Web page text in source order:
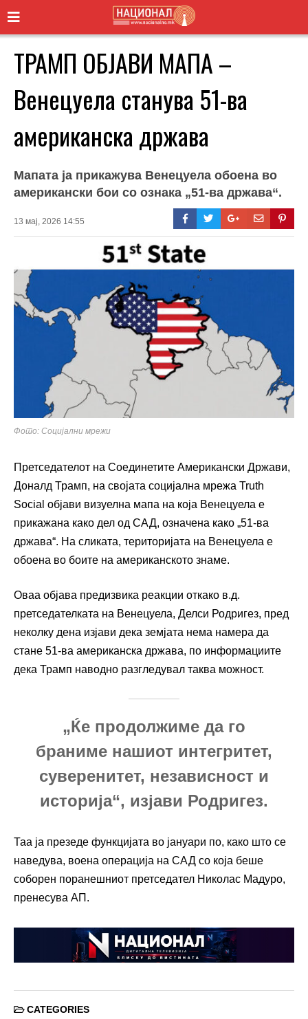
ТРАМП ОБЈАВИ МАПА –
Венецуела станува 51-ва
американска држава
Мапата ја прикажува Венецуела обоена во
американски бои со ознака „51-ва држава“.
13 мај, 2026 14:55
Фото: Социјални мрежи
Претседателот на Соединетите Американски Држави,
Доналд Трамп, на својата социјална мрежа Truth
Social објави визуелна мапа на која Венецуела е
прикажана како дел од САД, означена како „51-ва
држава“. На сликата, територијата на Венецуела е
обоена во боите на американското знаме.
Оваа објава предизвика реакции откако в.д.
претседателката на Венецуела, Делси Родригез, пред
неколку дена изјави дека земјата нема намера да
стане 51-ва американска држава, по информациите
дека Трамп наводно разгледувал таква можност.
„Ќе продолжиме да го
браниме нашиот интегритет,
суверенитет, независност и
историја“, изјави Родригез.
Таа ја презеде функцијата во јануари по, како што се
наведува, воена операција на САД со која беше
соборен поранешниот претседател Николас Мадуро,
пренесува АП.
CATEGORIES